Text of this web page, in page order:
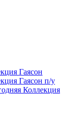
Гаясон
Гаясон п/у
Коллекция